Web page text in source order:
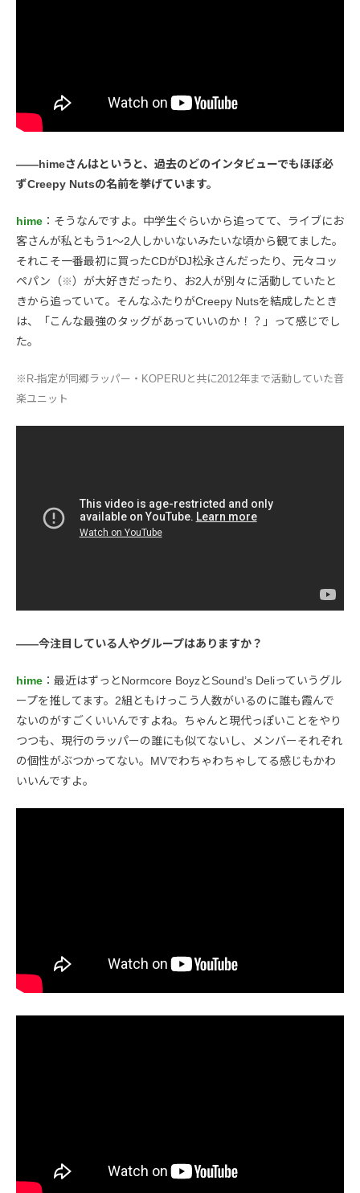
――himeさんはというと、過去のどのインタビューでもほぼ必
ずCreepy Nutsの名前を挙げています。
hime ：そうなんですよ。中学生ぐらいから追ってて、ライブにお
客さんが私ともう1〜2人しかいないみたいな頃から観てました。
それこそ一番最初に買ったCDがDJ松永さんだったり、元々コッ
ペパン（ ※ ）が大好きだったり、お2人が別々に活動していたと
きから追っていて。そんなふたりがCreepy Nutsを結成したとき
は、「こんな最強のタッグがあっていいのか！？」って感じでし
た。
※R-指定が同郷ラッパー・KOPERUと共に2012年まで活動していた音
楽ユニット
――今注目している人やグループはありますか？
hime ：最近はずっとNormcore BoyzとSound’s Deliっていうグル
ープを推してます。2組ともけっこう人数がいるのに誰も霞んで
ないのがすごくいいんですよね。ちゃんと現代っぽいことをやり
つつも、現行のラッパーの誰にも似てないし、メンバーそれぞれ
の個性がぶつかってない。MVでわちゃわちゃしてる感じもかわ
いいんですよ。